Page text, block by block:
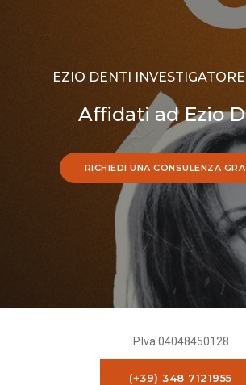
EZIO DENTI
Affidati ad Ezio
RICHIEDI UNA CONSULENZA
P.Iva 04048450128
(+39) 348 7121955